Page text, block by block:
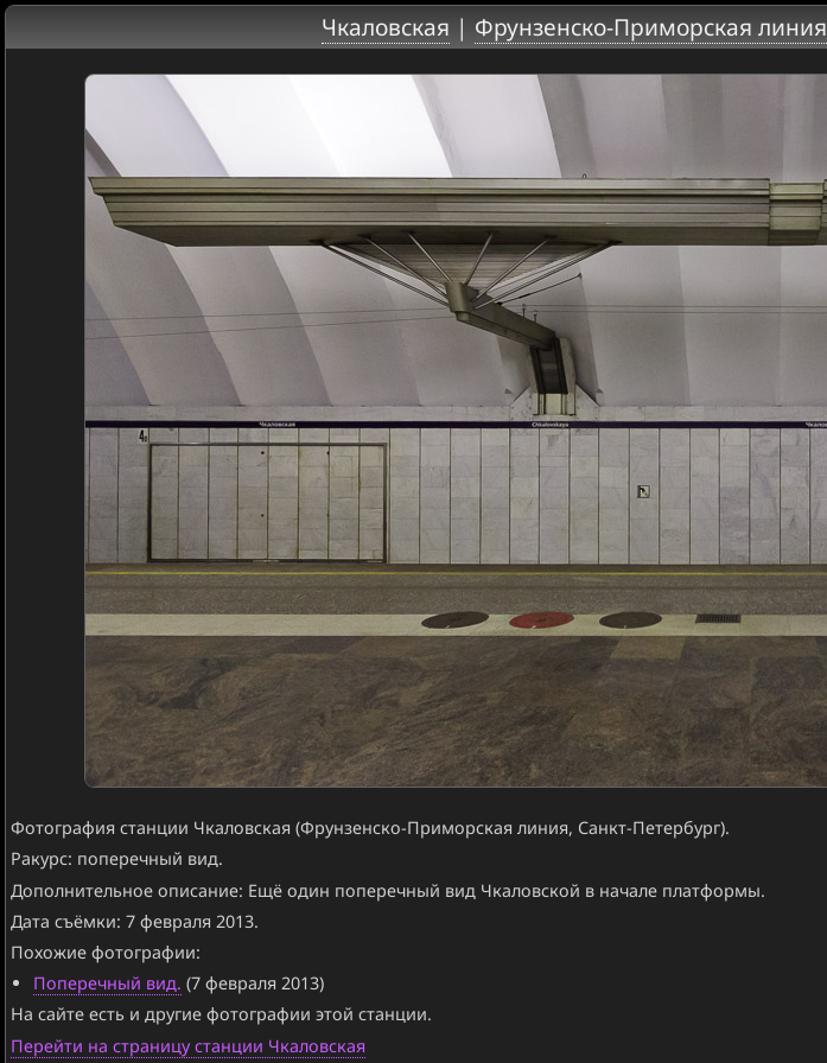
Чкаловская | Фрунзенско-Приморская линия
Фотография станции Чкаловская (Фрунзенско-Приморская линия, Санкт-Петербург).
Ракурс: поперечный вид.
Дополнительное описание: Ещё один поперечный вид Чкаловской в начале платформы.
Дата съёмки: 7 февраля 2013.
Похожие фотографии:
Поперечный вид. (7 февраля 2013)
На сайте есть и другие фотографии этой станции.
Перейти на страницу станции Чкаловская